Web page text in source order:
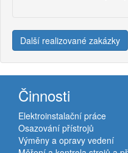
Další realizované zakázky
Činnosti
Elektroinstalační práce
Osazování přístrojů
Výměny a opravy vedení